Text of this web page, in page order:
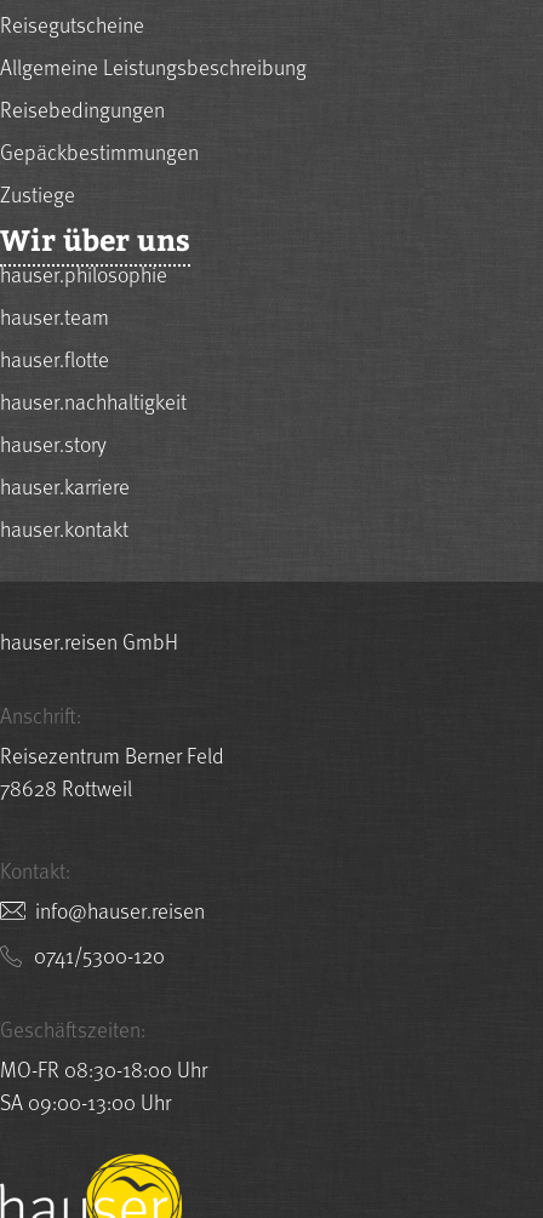
Reisegutscheine
Allgemeine Leistungsbeschreibung
Reisebedingungen
Gepäckbestimmungen
Zustiege
Wir über uns
hauser.philosophie
hauser.team
hauser.flotte
hauser.nachhaltigkeit
hauser.story
hauser.karriere
hauser.kontakt
hauser.reisen GmbH
Anschrift:
Reisezentrum Berner Feld
78628 Rottweil
Kontakt:
nesier.resuah@ofni
0741/5300-120
Geschäftszeiten:
MO-FR 08:30-18:00 Uhr
SA 09:00-13:00 Uhr